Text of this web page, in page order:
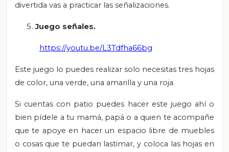
divertida vas a practicar las señalizaciones.
Juego señales.
https://youtu.be/L3Tdfha66bg
Este juego lo puedes realizar solo necesitas tres hojas
de color, una verde, una amarilla y una roja.
Si cuentas con patio puedes hacer este juego ahí o
bien pídele a tu mamá, papá o a quien te acompañe
que te apoye en hacer un espacio libre de muebles
o cosas que te puedan lastimar, y coloca las hojas en